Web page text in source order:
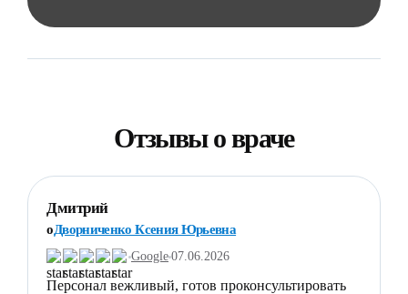
Отзывы о враче
Дмитрий
oДворниченко Ксения Юрьевна
Google 07.06.2026
Персонал вежливый, готов проконсультировать